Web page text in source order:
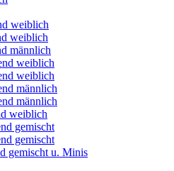
weiblich
weiblich
männlich
weiblich
weiblich
männlich
männlich
weiblich
gemischt
gemischt
gemischt u. Minis